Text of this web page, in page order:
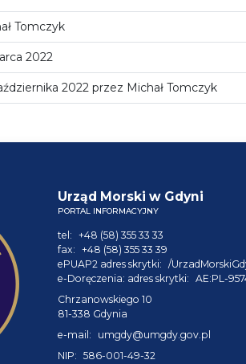
Tomczyk
2022
2022 przez Michał Tomczyk
Urząd Morski w Gdyni
PORTAL INFORMACYJNY
tel: +48 (58) 355 33 33
fax: +48 (58) 355 33 39
ePUAP2 adres skrytki: /
e-Doręczenia: adres skrytki: AE:PL-
Chrzanowskiego 10
81-338 Gdynia
e-mail:
umgdy@umgdy.gov.pl
NIP: 586-001-49-32